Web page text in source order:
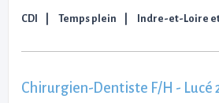
CDI Temps plein Indre-et-Loire
Chirurgien-Dentiste F/H - Lucé